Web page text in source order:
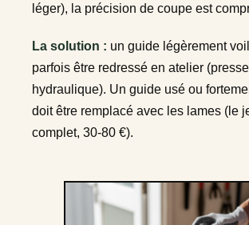
léger), la précision de coupe est
La solution : un guide légèrement
parfois être redressé en atelier (presse
hydraulique). Un guide usé ou
doit être remplacé avec les lames (le
complet, 30-80 €).